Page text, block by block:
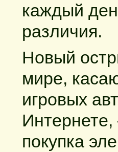
каждый
различия.
Новый
мире,
игровых
покупка